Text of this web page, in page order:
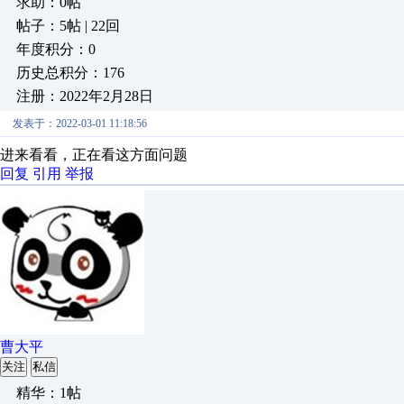
帖子：5帖 | 22回
年度积分：0
历史总积分：176
注册：2022年2月28日
发表于：2022-03-01 11:18:56
进来看看，正在看这方面问题
回复 引用 举报
曹大平
关注 私信
精华：1帖